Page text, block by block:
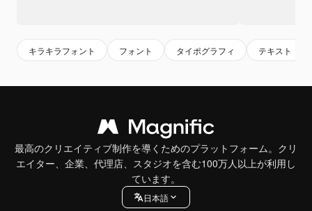
キラキラフォント フォント タイポグラフィ テキスト
最高のクリエイティブ制作を導くためのプラットフォーム。クリ
エイター、企業、代理店、スタジオを含む100万人以上が利用し
ています。
日本語